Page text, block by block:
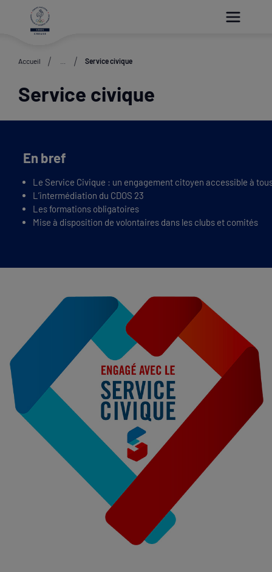
Accueil Service civique
Service civique
En bref
Le Service Civique : un engagement citoyen accessible à
L’intermédiation du CDOS 23
Les formations obligatoires
Mise à disposition de volontaires dans les clubs et comités
Paramétrer les cookies